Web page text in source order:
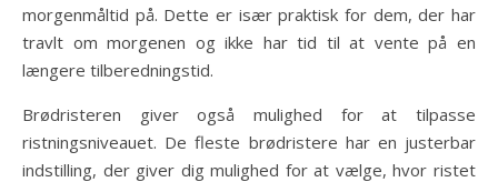
morgenmåltid på. Dette er især praktisk for dem, der har
travlt om morgenen og ikke har tid til at vente på en
længere tilberedningstid.
Brødristeren giver også mulighed for at tilpasse
ristningsniveauet. De fleste brødristere har en justerbar
indstilling, der giver dig mulighed for at vælge, hvor ristet